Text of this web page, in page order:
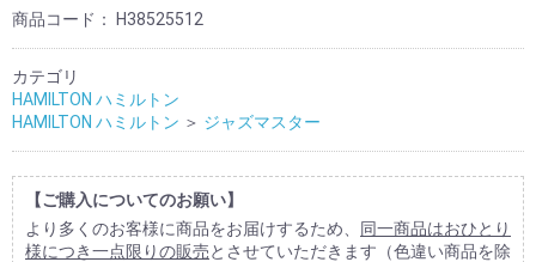
商品コード： H38525512
カテゴリ
HAMILTON ハミルトン
HAMILTON ハミルトン ＞ ジャズマスター
【ご購入についてのお願い】
より多くのお客様に商品をお届けするため、 同一商品はおひとり
様につき一点限りの販売とさせていただきます（色違い商品を除